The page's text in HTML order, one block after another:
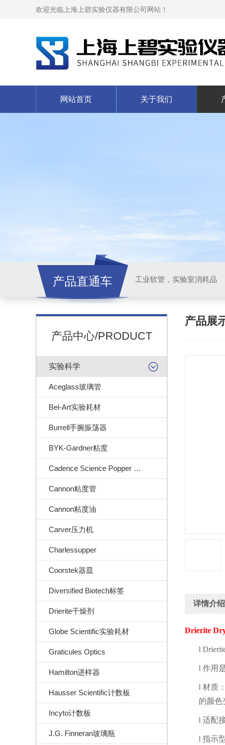
欢迎光临上海上碧实验仪器有限公司网站！
网站首页 关于我们
产品直通车 工业软管，实验室消耗品
产品中心/PRODUCT
实验科学
Aceglass玻璃管
Bel-Art实验耗材
Burrell手腕振荡器
BYK-Gardner粘度
Cadence Science Popper Sons
Cannon粘度管
Cannon粘度油
Carver压力机
Charlessupper
Coorstek器皿
Diversified Biotech标签
Drierite干燥剂
Globe Scientific实验耗材
Graticules Optics
Hamilton进样器
Hausser Scientific计数板
Incyto计数板
J.G. Finneran玻璃瓶
产品展
详情介绍
Drierite
l
l 作用
l 材质
的颜色
l 适配
l 指示